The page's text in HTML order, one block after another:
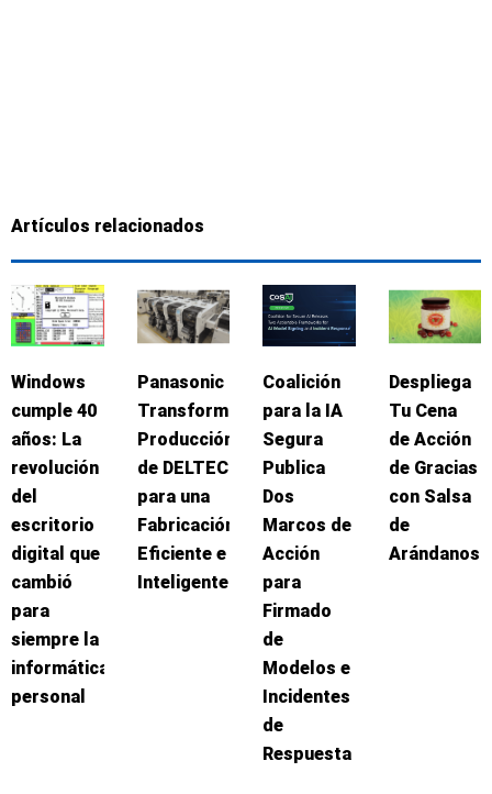
Artículos relacionados
Windows
cumple 40
años: La
revolución
del
escritorio
digital que
cambió
para
siempre la
informática
personal
Panasonic
Transforma
Producción
de DELTEC
para una
Fabricación
Eficiente e
Inteligente
Coalición
para la IA
Segura
Publica
Dos
Marcos de
Acción
para
Firmado
de
Modelos e
Incidentes
de
Respuesta
Despliega
Tu Cena
de Acción
de Gracias
con Salsa
de
Arándanos